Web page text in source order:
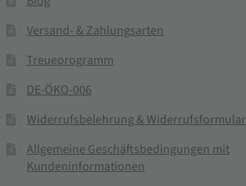
Versand- & Zahlungsarten
Treueprogramm
DE-ÖKO-006
Widerrufsbelehrung & Widerrufsformular
Allgemeine Geschäftsbedingungen mit
Kundeninformationen